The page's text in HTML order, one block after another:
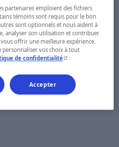
partenaires emploient des fichiers
témoins sont requis pour le bon
sont optionnels et nous aident à
analyser son utilisation et contribuer
offrir une meilleure expérience.
personnaliser vos choix à tout
de confidentialité- Cet hyperlien
Accepter